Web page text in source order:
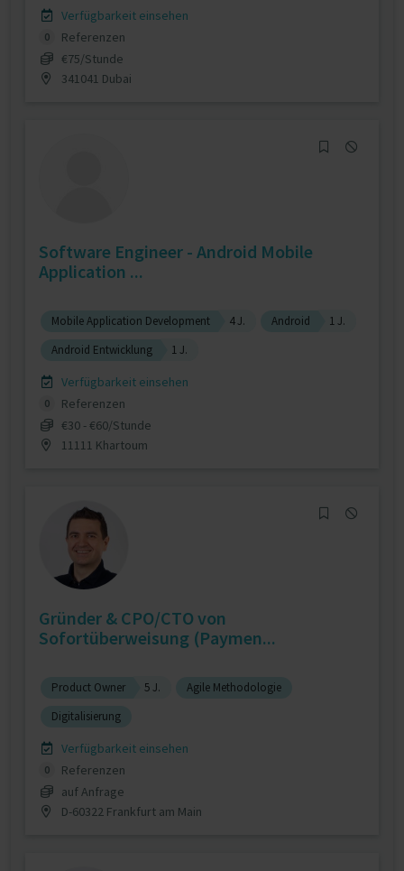
Verfügbarkeit einsehen
0
Referenzen
€75/Stunde
341041 Dubai
Software Engineer - Android Mobile
Application ...
Mobile Application Development 4 J. Android
1 J.
Android Entwicklung
1 J.
Verfügbarkeit einsehen
0
Referenzen
€30 - €60/Stunde
11111 Khartoum
Gründer & CPO/CTO von
Sofortüberweisung (Paymen...
Product Owner 5 J.
Agile Methodologie
Digitalisierung
Verfügbarkeit einsehen
0
Referenzen
auf Anfrage
D-60322 Frankfurt am Main